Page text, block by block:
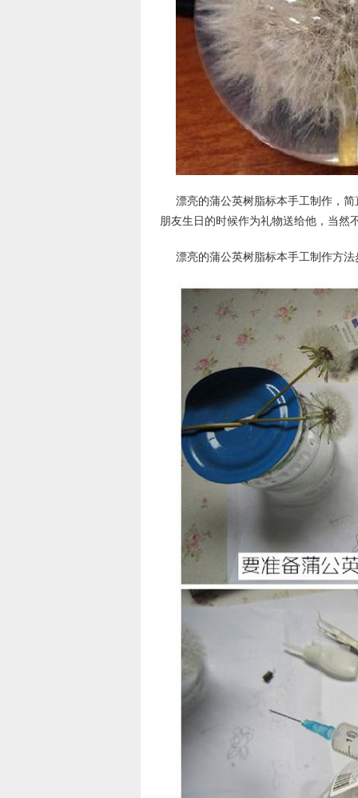
漂亮的蒲公英树脂标本手工制作，
朋友生日的时候作为礼物送给他，当然
漂亮的蒲公英树脂标本手工制作方法